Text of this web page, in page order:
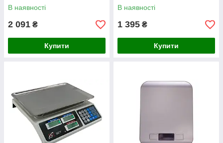
В наявності
2 091 ₴
Купити
В наявності
1 395 ₴
Купити